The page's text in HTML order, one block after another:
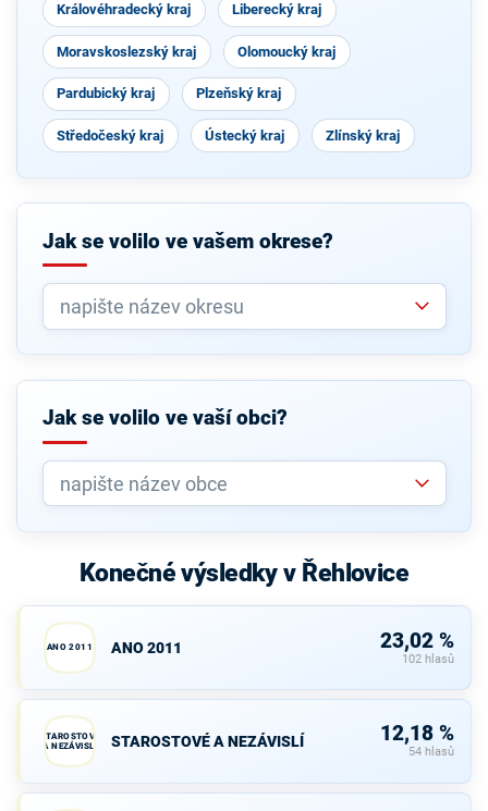
Královéhradecký kraj Liberecký kraj
Moravskoslezský kraj Olomoucký kraj
Pardubický kraj Plzeňský kraj
Středočeský kraj Ústecký kraj Zlínský kraj
Jak se volilo ve vašem okrese?
Jak se volilo ve vaší obci?
Konečné výsledky v Řehlovice
ANO 2011 ANO 2011 23,02 %
102 hlasů
STAROSTOVÉ
A NEZÁVISLÍ
STAROSTOVÉ A NEZÁVISLÍ 12,18 %
54 hlasů